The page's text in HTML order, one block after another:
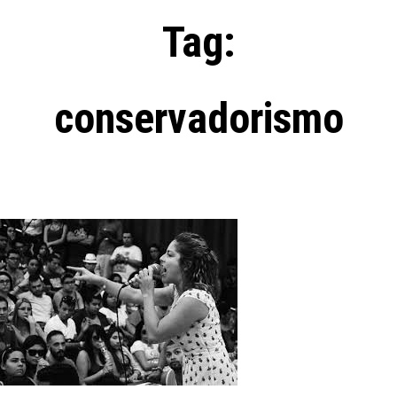
Tag:
conservadorismo